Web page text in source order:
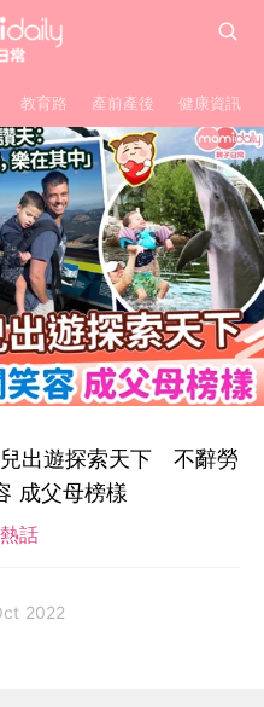
教育路 產前產後 健康資訊
兒出遊探索天下 不辭勞
成父母榜樣
話
2022